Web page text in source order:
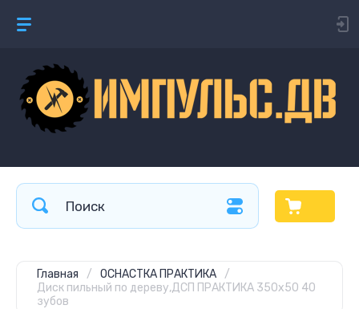
Главная / ОСНАСТКА ПРАКТИКА
/
Диск пильный по дереву,ДСП ПРАКТИКА 350х50 40
зубов